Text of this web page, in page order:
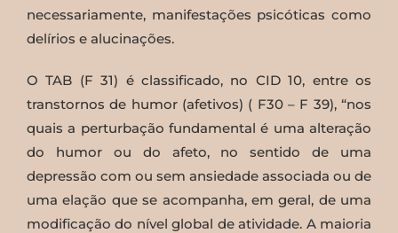
necessariamente, manifestações psicóticas como
delírios e alucinações.
O TAB (F 31) é classificado, no CID 10, entre os
transtornos de humor (afetivos) ( F30 – F 39), “nos
quais a perturbação fundamental é uma alteração
do humor ou do afeto, no sentido de uma
depressão com ou sem ansiedade associada ou de
uma elação que se acompanha, em geral, de uma
modificação do nível global de atividade. A maioria